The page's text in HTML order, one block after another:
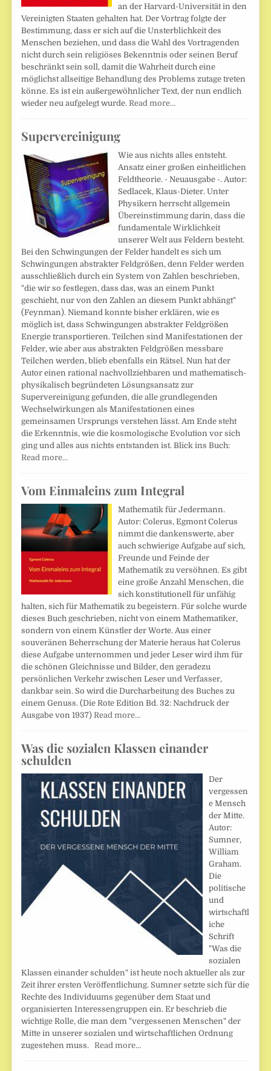
an der Harvard-Universität in den
Vereinigten Staaten gehalten hat. Der Vortrag folgte der
Bestimmung, dass er sich auf die Unsterblichkeit des
Menschen beziehen, und dass die Wahl des Vortragenden
nicht durch sein religiöses Bekenntnis oder seinen Beruf
beschränkt sein soll, damit die Wahrheit durch eine
möglichst allseitige Behandlung des Problems zutage treten
könne. Es ist ein außergewöhnlicher Text, der nun endlich
wieder neu aufgelegt wurde. Read more…
Supervereinigung
Wie aus nichts alles entsteht.
Ansatz einer großen einheitlichen
Feldtheorie. - Neuausgabe -. Autor:
Sedlacek, Klaus-Dieter. Unter
Physikern herrscht allgemein
Übereinstimmung darin, dass die
fundamentale Wirklichkeit
unserer Welt aus Feldern besteht.
Bei den Schwingungen der Felder handelt es sich um
Schwingungen abstrakter Feldgrößen, denn Felder werden
ausschließlich durch ein System von Zahlen beschrieben,
"die wir so festlegen, dass das, was an einem Punkt
geschieht, nur von den Zahlen an diesem Punkt abhängt"
(Feynman). Niemand konnte bisher erklären, wie es
möglich ist, dass Schwingungen abstrakter Feldgrößen
Energie transportieren. Teilchen sind Manifestationen der
Felder, wie aber aus abstrakten Feldgrößen messbare
Teilchen werden, blieb ebenfalls ein Rätsel. Nun hat der
Autor einen rational nachvollziehbaren und mathematisch-
physikalisch begründeten Lösungsansatz zur
Supervereinigung gefunden, die alle grundlegenden
Wechselwirkungen als Manifestationen eines
gemeinsamen Ursprungs verstehen lässt. Am Ende steht
die Erkenntnis, wie die kosmologische Evolution vor sich
ging und alles aus nichts entstanden ist. Blick ins Buch:
Read more…
Vom Einmaleins zum Integral
Mathematik für Jedermann.
Autor: Colerus, Egmont Colerus
nimmt die dankenswerte, aber
auch schwierige Aufgabe auf sich,
Freunde und Feinde der
Mathematik zu versöhnen. Es gibt
eine große Anzahl Menschen, die
sich konstitutionell für unfähig
halten, sich für Mathematik zu begeistern. Für solche wurde
dieses Buch geschrieben, nicht von einem Mathematiker,
sondern von einem Künstler der Worte. Aus einer
souveränen Beherrschung der Materie heraus hat Colerus
diese Aufgabe unternommen und jeder Leser wird ihm für
die schönen Gleichnisse und Bilder, den geradezu
persönlichen Verkehr zwischen Leser und Verfasser,
dankbar sein. So wird die Durcharbeitung des Buches zu
einem Genuss. (Die Rote Edition Bd. 32: Nachdruck der
Ausgabe von 1937) Read more…
Was die sozialen Klassen einander
schulden
Der
vergessen
e Mensch
der Mitte.
Autor:
Sumner,
William
Graham.
Die
politische
und
wirtschaftl
iche
Schrift
"Was die
sozialen
Klassen einander schulden" ist heute noch aktueller als zur
Zeit ihrer ersten Veröffentlichung. Sumner setzte sich für die
Rechte des Individuums gegenüber dem Staat und
organisierten Interessengruppen ein. Er beschrieb die
wichtige Rolle, die man dem "vergessenen Menschen" der
Mitte in unserer sozialen und wirtschaftlichen Ordnung
zugestehen muss. Read more…